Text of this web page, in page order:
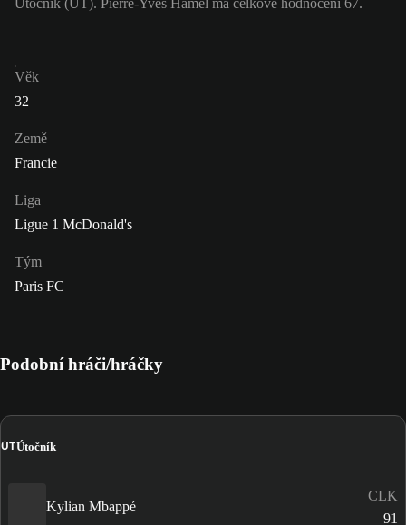
Útočník (ÚT). Pierre-Yves Hamel má celkové hodnocení 67.
Věk
32
Země
Francie
Liga
Ligue 1 McDonald's
Tým
Paris FC
Podobní hráči/hráčky
ÚTÚtočník
Kylian Mbappé
CLK
91